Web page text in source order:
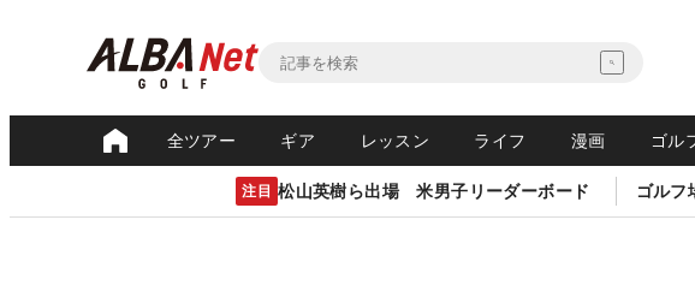
全ツアー ギア レッスン ライフ 漫画 ゴル
注目 松山英樹ら出場 米男子リーダーボード ゴルフ